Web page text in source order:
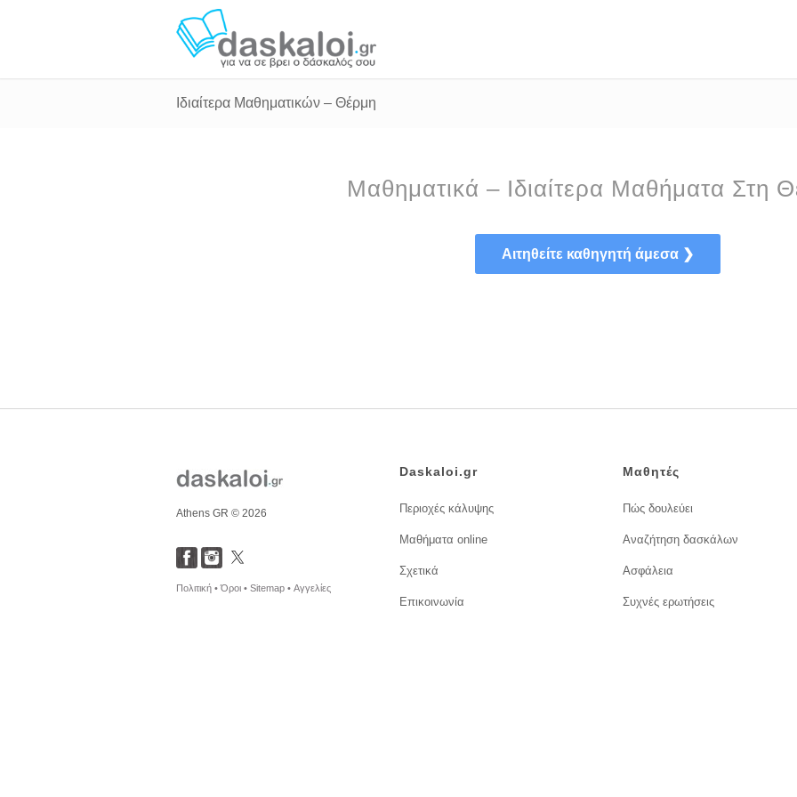
Ιδιαίτερα Μαθηματικών – Θέρμη
Μαθηματικά – Ιδιαίτερα Μαθήματα Στη
Αιτηθείτε καθηγητή άμεσα ❯
Athens GR © 2026
Πολιτική •Όροι • Sitemap • Αγγελίες
Daskaloi.gr
Περιοχές κάλυψης
Μαθήματα online
Σχετικά
Επικοινωνία
Μαθητές
Πώς δουλεύει
Αναζήτηση δασκάλων
Ασφάλεια
Συχνές ερωτήσεις